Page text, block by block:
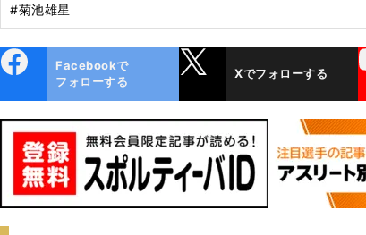
#菊池雄星
ok
Facebookで
フォローする
Xでフォローする